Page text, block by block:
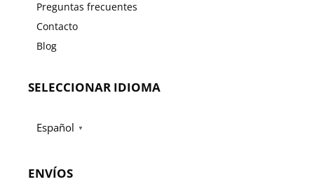
Preguntas frecuentes
Contacto
Blog
SELECCIONAR IDIOMA
Español ▼
ENVÍOS